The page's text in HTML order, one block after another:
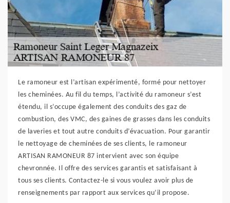
Le ramoneur est l’artisan expérimenté, formé pour nettoyer
les cheminées. Au fil du temps, l’activité du ramoneur s’est
étendu, il s’occupe également des conduits des gaz de
combustion, des VMC, des gaines de grasses dans les conduits
de laveries et tout autre conduits d’évacuation. Pour garantir
le nettoyage de cheminées de ses clients, le ramoneur
ARTISAN RAMONEUR 87 intervient avec son équipe
chevronnée. Il offre des services garantis et satisfaisant à
tous ses clients. Contactez-le si vous voulez avoir plus de
renseignements par rapport aux services qu’il propose.